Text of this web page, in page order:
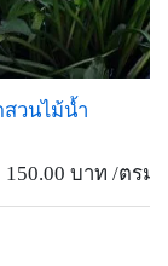
วนไม้น้ำ
150.00 บาท /ตรม.